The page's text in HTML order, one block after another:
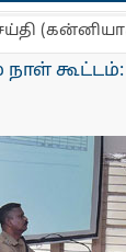
நாள்